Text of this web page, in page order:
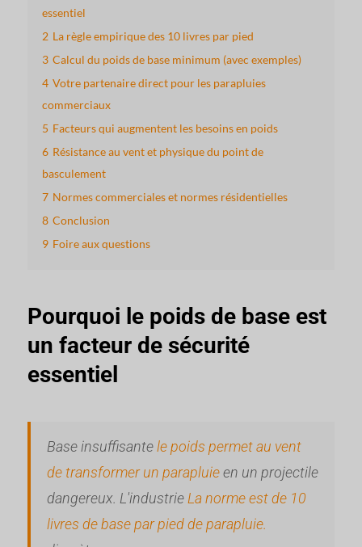
essentiel
2 La règle empirique des 10 livres par pied
3 Calcul du poids de base minimum (avec exemples)
4 Votre partenaire direct pour les parapluies
commerciaux
5 Facteurs qui augmentent les besoins en poids
6 Résistance au vent et physique du point de
basculement
7 Normes commerciales et normes résidentielles
8 Conclusion
9 Foire aux questions
Pourquoi le poids de base est
un facteur de sécurité
essentiel
Base insuffisantele poids permet au vent
de transformer un parapluieen un projectile
dangereux. L'industrie La norme est de 10
livres de base par pied de parapluie.